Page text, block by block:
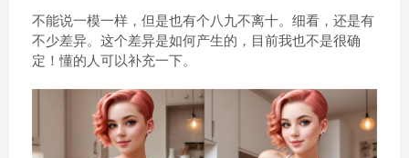
不能说一模一样，但是也有个八九不离十。细看，还是有
不少差异。这个差异是如何产生的，目前我也不是很确
定！懂的人可以补充一下。